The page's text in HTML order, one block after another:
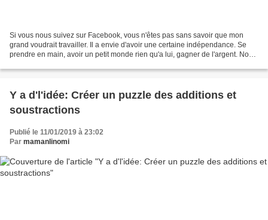
Si vous nous suivez sur Facebook, vous n'êtes pas sans savoir que mon
grand voudrait travailler. Il a envie d'avoir une certaine indépendance. Se
prendre en main, avoir un petit monde rien qu'a lui, gagner de l'argent. Nous
Y a d'l'idée: Créer un puzzle des additions et
soustractions
Publié le 11/01/2019 à 23:02
Par mamanlinomi